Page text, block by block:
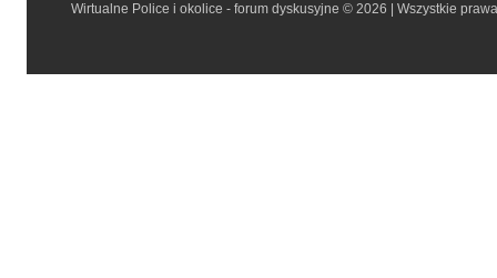
Wirtualne Police i okolice - forum dyskusyjne © 2026 | Wszystkie